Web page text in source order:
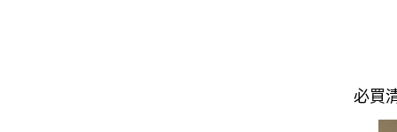
必買